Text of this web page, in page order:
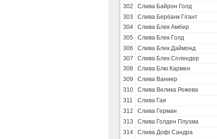
302
Слива Байрон Голд
303
Слива Бербанк Гігант
304
Слива Блек Амбер
305
Слива Блек Голд
306
Слива Блек Даймонд
307
Слива Блек Сплендер
308
Слива Блю Кармен
309
Слива Ваниер
310
Слива Велика Рожева
311
Слива Гая
312
Слива Герман
313
Слива Голден Плузма
314
Слива Дофі Сандра